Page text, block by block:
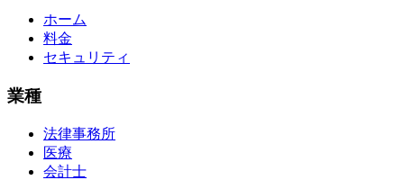
ホーム
料金
セキュリティ
業種
法律事務所
医療
会計士